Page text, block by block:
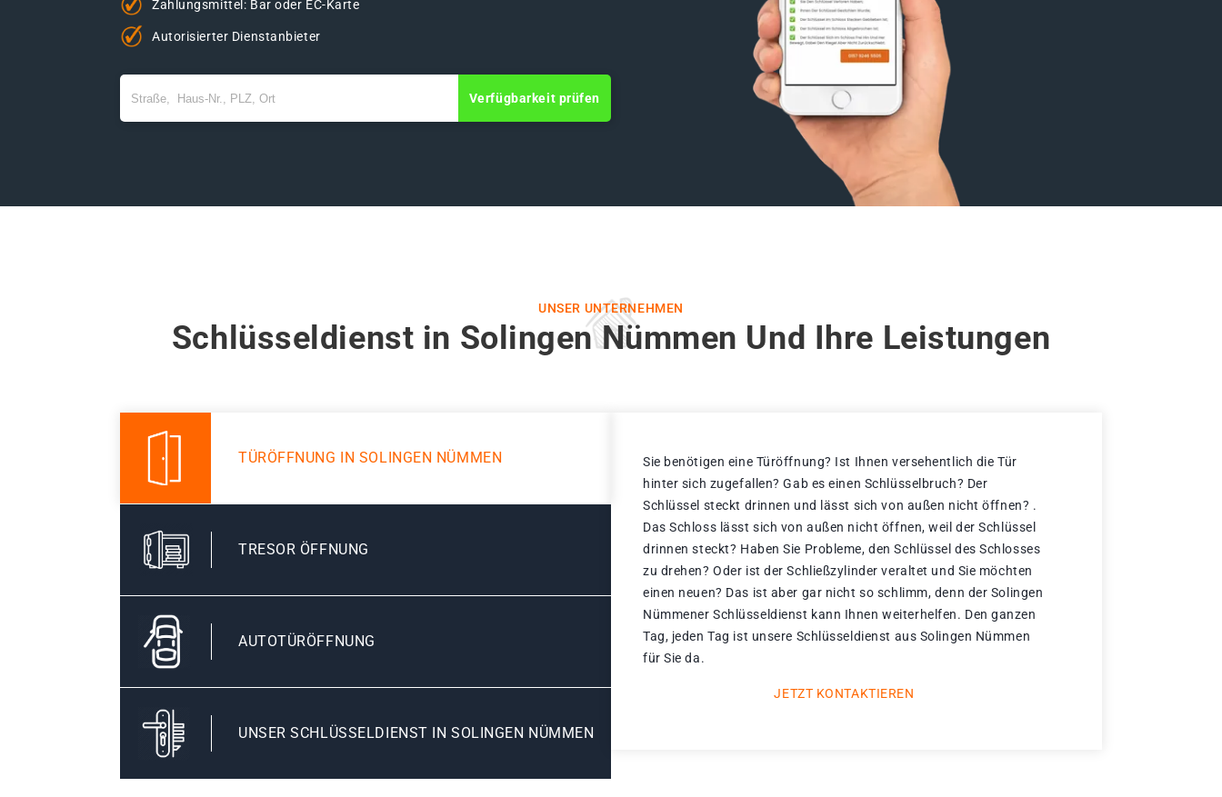
Zahlungsmittel: Bar oder EC-Karte
Autorisierter Dienstanbieter
Verfügbarkeit prüfen
UNSER UNTERNEHMEN
Schlüsseldienst in Solingen Nümmen Und Ihre Leistungen
TÜRÖFFNUNG IN SOLINGEN NÜMMEN
TRESOR ÖFFNUNG
AUTOTÜRÖFFNUNG
UNSER SCHLÜSSELDIENST IN SOLINGEN NÜMMEN
Sie benötigen eine Türöffnung? Ist Ihnen versehentlich die Tür
hinter sich zugefallen? Gab es einen Schlüsselbruch? Der
Schlüssel steckt drinnen und lässt sich von außen nicht öffnen? .
Das Schloss lässt sich von außen nicht öffnen, weil der Schlüssel
drinnen steckt? Haben Sie Probleme, den Schlüssel des Schlosses
zu drehen? Oder ist der Schließzylinder veraltet und Sie möchten
einen neuen? Das ist aber gar nicht so schlimm, denn der Solingen
Nümmener Schlüsseldienst kann Ihnen weiterhelfen. Den ganzen
Tag, jeden Tag ist unsere Schlüsseldienst aus Solingen Nümmen
für Sie da.
JETZT KONTAKTIEREN